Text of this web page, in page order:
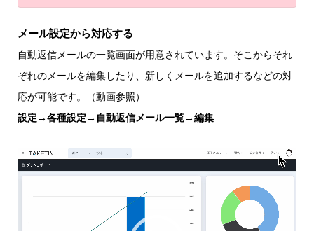
メール設定から対応する
自動返信メールの一覧画面が用意されています。そこからそれ
ぞれのメールを編集したり、新しくメールを追加するなどの対
応が可能です。（動画参照）
設定→各種設定→自動返信メール一覧→編集
動
画
プ